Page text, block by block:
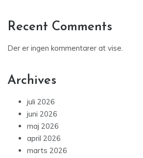
Recent Comments
Der er ingen kommentarer at vise.
Archives
juli 2026
juni 2026
maj 2026
april 2026
marts 2026